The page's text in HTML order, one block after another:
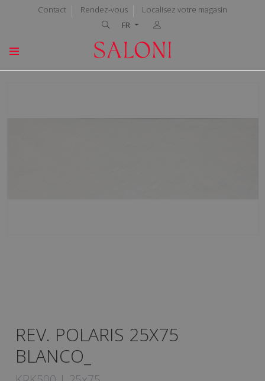
Contact Rendez-vous
Localisez votre magasin
FR
REV. POLARIS 25X75
BLANCO_